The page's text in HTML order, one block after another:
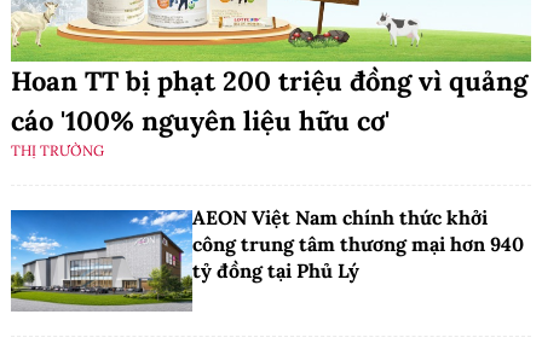
Hoan TT bị phạt 200 triệu đồng vì quảng
cáo '100% nguyên liệu hữu cơ'
THỊ TRƯỜNG
AEON Việt Nam chính thức khởi
công trung tâm thương mại hơn 940
tỷ đồng tại Phủ Lý